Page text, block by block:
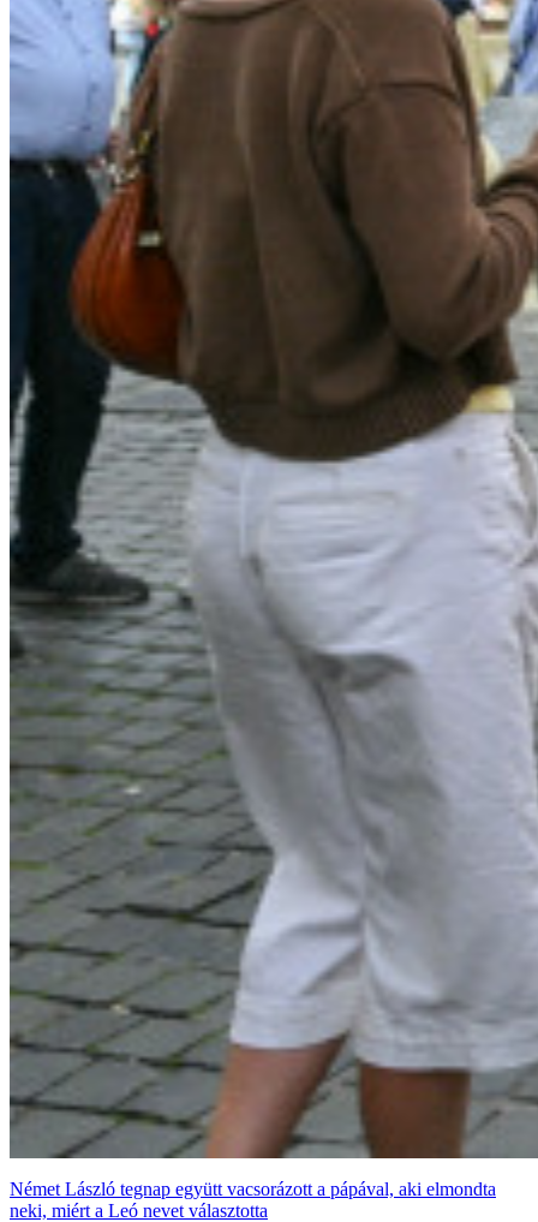
Német László tegnap együtt vacsorázott a pápával, aki elmondta
neki, miért a Leó nevet választotta